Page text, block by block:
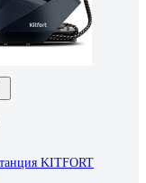
KITFORT